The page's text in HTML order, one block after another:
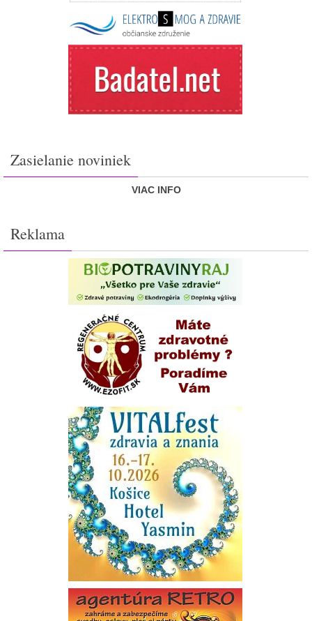
Zasielanie noviniek
VIAC INFO
Reklama